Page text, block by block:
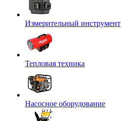
Измерительный инструмент
Тепловая техника
Насосное оборудование